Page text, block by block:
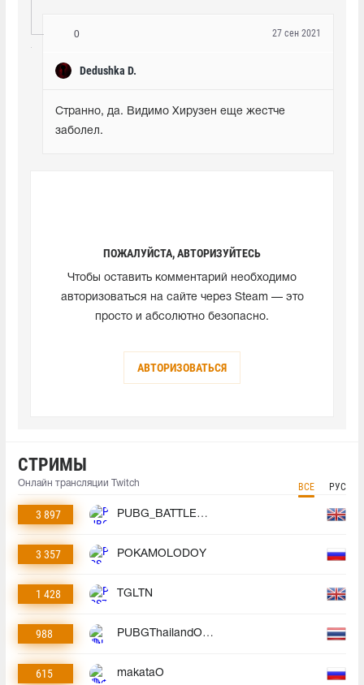
0
Dedushka D.
27 сен 2021
Странно, да. Видимо Хирузен еще жестче
заболел.
ПОЖАЛУЙСТА, АВТОРИЗУЙТЕСЬ
Чтобы оставить комментарий необходимо
авторизоваться на сайте через Steam — это
просто и абсолютно безопасно.
АВТОРИЗОВАТЬСЯ
СТРИМЫ
Онлайн трансляции Twitch ВСЕ РУС
3 897 PUBG_BATTLEGROUNDS
3 357 POKAMOLODOY
1 428 TGLTN
988 PUBGThailandOfficial
615 makataO